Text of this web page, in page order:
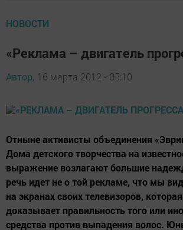
НОВОСТИ
«Реклама – двигатель
Автор, 16 марта 2012 - 05:10
Отныне активисты объединения
Дома детского творчества на
выражение возлагают большие
речь идет не о той рекламе, что мы
на экранах своих телевизоров,
доказывает правильность того или
средства против выпадения волос.